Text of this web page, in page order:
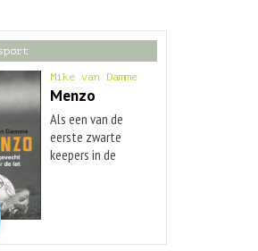
Mike van Damme
Menzo
Als een van de
eerste zwarte
keepers in de
zijn hoofd